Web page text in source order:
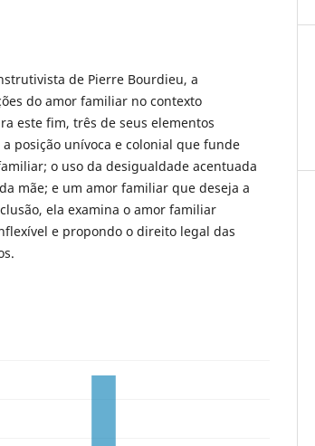
de Pierre Bourdieu, a
do amor familiar no contexto
este fim, três de seus elementos
posição unívoca e colonial que funde
o uso da desigualdade acentuada
mãe; e um amor familiar que deseja a
ela examina o amor familiar
e propondo o direito legal das